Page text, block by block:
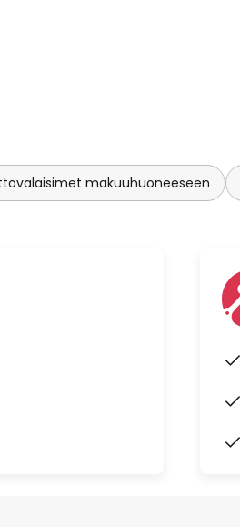
makuuhuoneeseen